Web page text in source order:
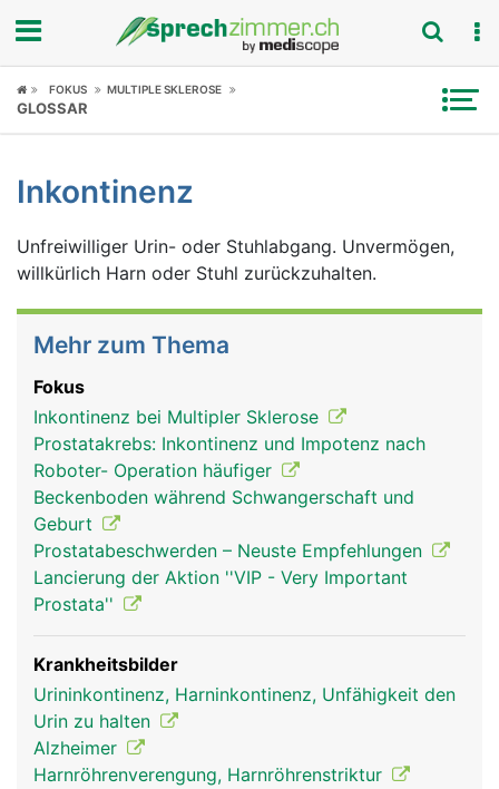
Fokus
Symptome
Untersuchungen
News
Ratgeber
Rubriken
FOKUS MULTIPLE SKLEROSE
GLOSSAR
Inkontinenz
Unfreiwilliger Urin- oder Stuhlabgang. Unvermögen,
willkürlich Harn oder Stuhl zurückzuhalten.
Mehr zum Thema
Fokus
Inkontinenz bei Multipler Sklerose
Prostatakrebs: Inkontinenz und Impotenz nach
Roboter- Operation häufiger
Beckenboden während Schwangerschaft und
Geburt
Prostatabeschwerden – Neuste Empfehlungen
Lancierung der Aktion ''VIP - Very Important
Prostata''
Krankheitsbilder
Urininkontinenz, Harninkontinenz, Unfähigkeit den
Urin zu halten
Alzheimer
Harnröhrenverengung, Harnröhrenstriktur